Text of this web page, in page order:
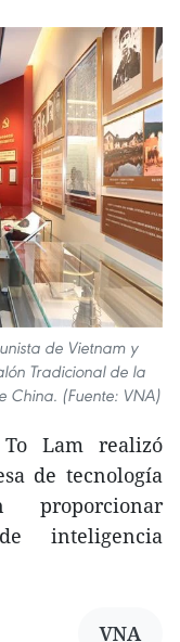
de Vietnam y
Tradicional de la
China. (Fuente: VNA)
Lam realizó
de tecnología
proporcionar
inteligencia
VNA